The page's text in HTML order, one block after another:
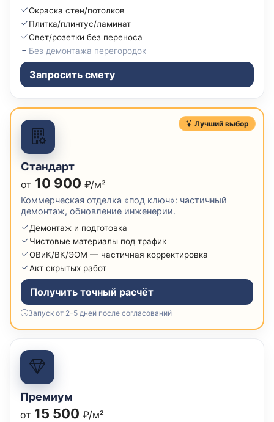
Окраска стен/потолков
Плитка/плинтус/ламинат
Свет/розетки без переноса
Без демонтажа перегородок
Запросить смету
Лучший выбор
Стандарт
от 10 900 ₽/м²
Коммерческая отделка «под ключ»: частичный
демонтаж, обновление инженерии.
Демонтаж и подготовка
Чистовые материалы под трафик
ОВиК/ВК/ЭОМ — частичная корректировка
Акт скрытых работ
Получить точный расчёт
Запуск от 2–5 дней после согласований
Премиум
от 15 500 ₽/м²